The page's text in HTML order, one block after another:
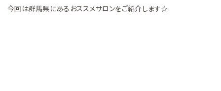
今回は群馬県にあるおススメサロンをご紹介します☆